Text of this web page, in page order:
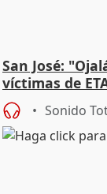
San José:
víctimas de
Sonido